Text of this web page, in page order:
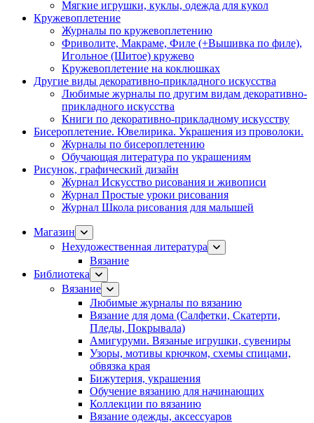
Мягкие игрушки, куклы, одежда для кукол
Кружевоплетение
Журналы по кружевоплетению
Фриволите, Макраме, Филе (+Вышивка по филе),
Игольное (Шитое) кружево
Кружевоплетение на коклюшках
Другие виды декоративно-прикладного искусства
Любимые журналы по другим видам декоративно-
прикладного искусства
Книги по декоративно-прикладному искусству
Бисероплетение. Ювелирика. Украшения из проволоки.
Журналы по бисероплетению
Обучающая литература по украшениям
Рисунок, графический дизайн
Журнал Искусство рисования и живописи
Журнал Простые уроки рисования
Журнал Школа рисования для малышей
Магазин
Нехудожественная литература
Вязание
Библиотека
Вязание
Любимые журналы по вязанию
Вязание для дома (Салфетки, Скатерти,
Пледы, Покрывала)
Амигуруми. Вязаные игрушки, сувениры
Узоры, мотивы крючком, схемы спицами,
обвязка края
Бижутерия, украшения
Обучение вязанию для начинающих
Коллекции по вязанию
Вязание одежды, аксессуаров